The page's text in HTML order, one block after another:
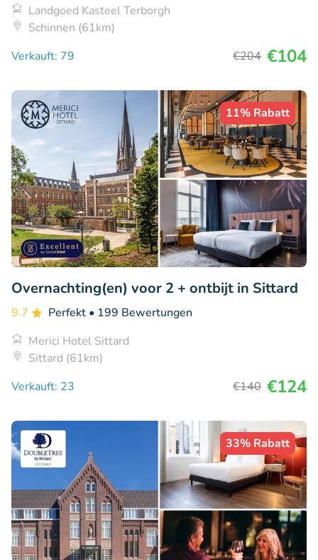
Landgoed Kasteel Terborgh
Schinnen (61km)
Verkauft: 79
€204 €104
11% Rabatt
Overnachting(en) voor 2 + ontbijt in Sittard
9.7 Perfekt • 199 Bewertungen
Merici Hotel Sittard
Sittard (61km)
Verkauft: 23
€140 €124
33% Rabatt